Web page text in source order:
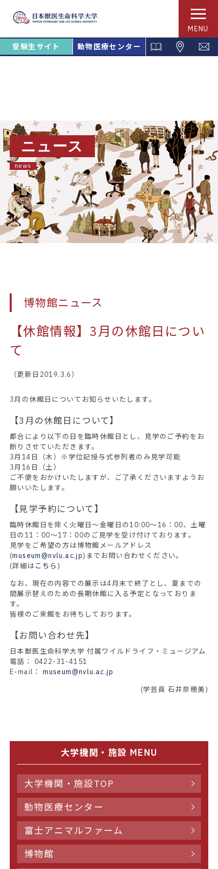
MENU
受験生サイト 動物医療センター
ニュース
news
博物館ニュース
【休館情報】3月の休館日につい
て
（更新日2019.3.6）
3月の休館日についてお知らせいたします。
【3月の休館日について】
都合により以下の日を臨時休館日とし、見学のご予約をお
断りさせていただきます。
3月14日（木）※学位記授与式参列者のみ見学可能
3月16日（土）
ご不便をおかけいたしますが、ご了承くださいますようお
願いいたします。
【見学予約について】
臨時休館日を除く火曜日～金曜日の10:00～16：00、土曜
日の11：00～17：00のご見学を受け付けております。
見学をご希望の方は博物館メールアドレス
(museum@nvlu.ac.jp)までお問い合わせください。
(詳細は こちら )
なお、現在の内容での展示は4月末で終了とし、夏までの
間展示替えのための長期休館に入る予定となっておりま
す。
皆様のご来館をお待ちしております。
【お問い合わせ先】
日本獣医生命科学大学 付属ワイルドライフ・ミュージアム
電話： 0422-31-4151
E-mail：museum@nvlu.ac.jp
(学芸員 石井奈穂美)
大学機関・施設 MENU
大学機関・施設TOP
動物医療センター
富士アニマルファーム
博物館